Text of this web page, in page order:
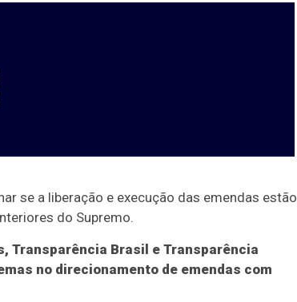
se a liberação e execução das emendas estão
do Supremo.
Transparência Brasil e Transparência
no direcionamento de emendas com